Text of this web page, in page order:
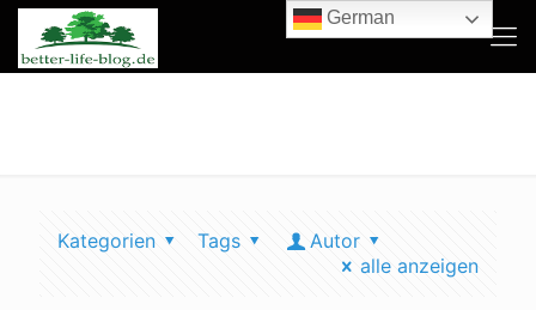
Kategorien Tags
Autor
alle anzeigen
German